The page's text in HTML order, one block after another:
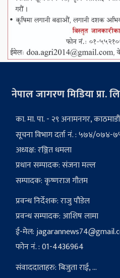
नेपाल जागरण मिडिया प्रा.
का. मा. पा. - २९ अनामनगर, काठमाडौं
सूचना विभाग दर्ता नं. : ५७४/०७४-
अध्यक्ष: रञ्जित धमला
प्रधान सम्पादक: संजना मल्ल
सम्पादक: कृष्णराज गौतम
प्रवन्ध निर्देशक: राजु पौडेल
प्रवन्ध सम्पादक: आशिष लामा
ई-मेल:
फोन नं. : 01-4436964
संवाददाताहरु: बिजुता राई, ...